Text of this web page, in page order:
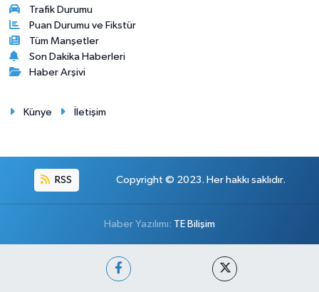
Trafik Durumu
Puan Durumu ve Fikstür
Tüm Manşetler
Son Dakika Haberleri
Haber Arşivi
Künye İletişim
RSS Copyright © 2023. Her hakkı saklıdır.
Haber Yazılımı: TE Bilişim